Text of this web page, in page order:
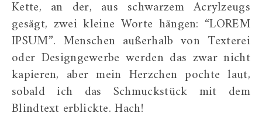
Kette, an der, aus schwarzem Acrylzeugs
gesägt, zwei kleine Worte hängen: “LOREM
IPSUM”. Menschen außerhalb von Texterei
oder Designgewerbe werden das zwar nicht
kapieren, aber mein Herzchen pochte laut,
sobald ich das Schmuckstück mit dem
Blindtext erblickte. Hach!